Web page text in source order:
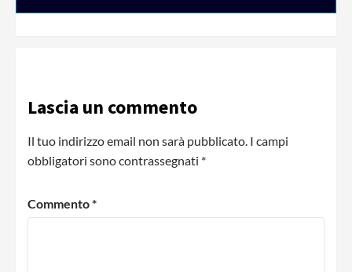
Lascia un commento
Il tuo indirizzo email non sarà pubblicato. I campi
obbligatori sono contrassegnati *
Commento*